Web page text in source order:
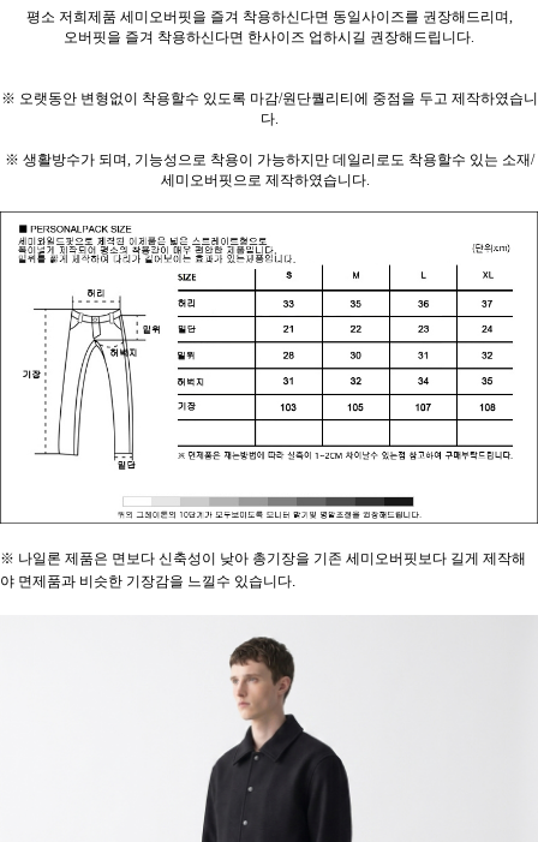
평소 저희제품 세미오버핏을 즐겨 착용하신다면 동일사이즈를 권장해드리며,
오버핏을 즐겨 착용하신다면 한사이즈 업하시길 권장해드립니다.
※ 오랫동안 변형없이 착용할수 있도록 마감/원단퀄리티에 중점을 두고 제작하였습니
다.
※ 생활방수가 되며, 기능성으로 착용이 가능하지만 데일리로도 착용할수 있는 소재/
세미오버핏으로 제작하였습니다.
※ 나일론 제품은 면보다 신축성이 낮아 총기장을 기존 세미오버핏보다 길게 제작해
야 면제품과 비슷한 기장감을 느낄수 있습니다.